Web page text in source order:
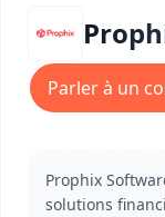
Parler à un
Prophix
solutions